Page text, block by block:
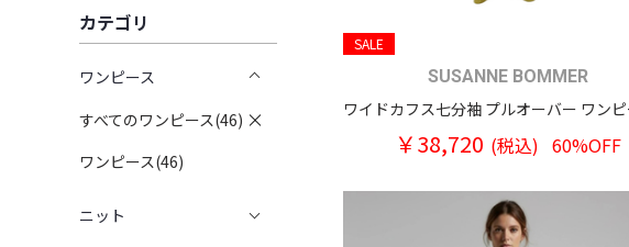
カテゴリ
ワンピース
すべてのワンピース(46)
ワンピース(46)
ニット
SALE
SUSANNE BOMMER
￥38,720 (税込) 60%OFF